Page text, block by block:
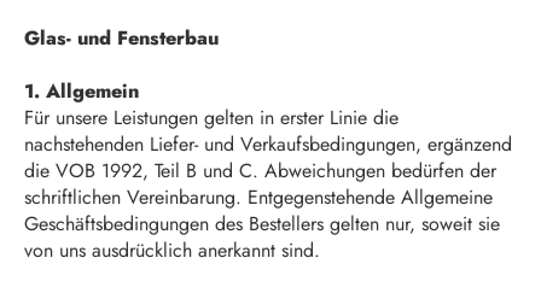
Glas- und Fensterbau
1. Allgemein
Für unsere Leistungen gelten in erster Linie die
nachstehenden Liefer- und Verkaufsbedingungen, ergänzend
die VOB 1992, Teil B und C. Abweichungen bedürfen der
schriftlichen Vereinbarung. Entgegenstehende Allgemeine
Geschäftsbedingungen des Bestellers gelten nur, soweit sie
von uns ausdrücklich anerkannt sind.